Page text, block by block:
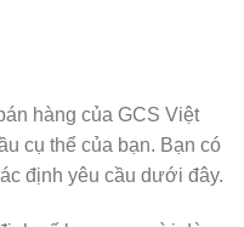
hàng của GCS Việt
cụ thể của bạn. Bạn có
định yêu cầu dưới đây.